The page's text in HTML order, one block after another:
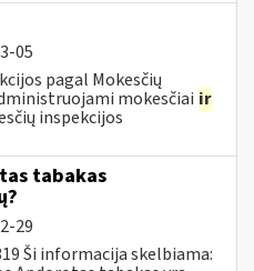
05
pagal Mokesčių
mokesčiai ir
inspekcijos
tabakas
29
Ši informacija skelbiama: